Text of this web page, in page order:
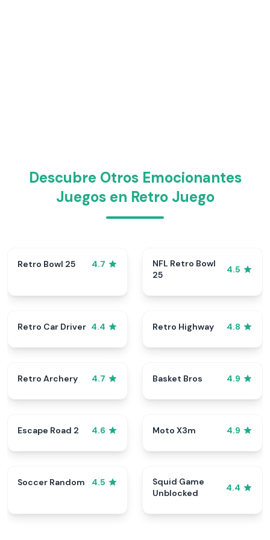
Descubre Otros Emocionantes
Juegos en Retro Juego
Retro Bowl 25 4.7
NFL Retro Bowl
25
4.5
Retro Car Driver 4.4 Retro Highway 4.8
Retro Archery 4.7 Basket Bros 4.9
Escape Road 2 4.6 Moto X3m 4.9
Soccer Random 4.5
Squid Game
Unblocked
4.4